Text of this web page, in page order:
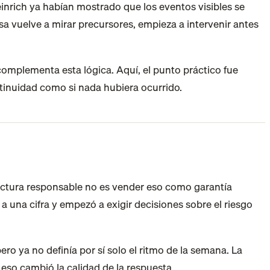
ya habían mostrado que los eventos visibles se
vuelve a mirar precursores, empieza a intervenir antes
esta lógica. Aquí, el punto práctico fue
como si nada hubiera ocurrido.
responsable no es vender eso como garantía
cifra y empezó a exigir decisiones sobre el riesgo
ya no definía por sí solo el ritmo de la semana. La